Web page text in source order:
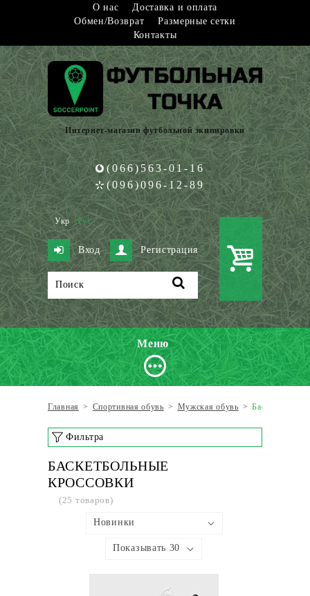
О нас
Доставка и оплата
Обмен/Возврат
Размерные сетки
Контакты
Интернет-магазин футбольной экипировки
(066)563-01-16
(096)096-12-89
Укр Рус
Вход Регистрация
Меню
Главная > Спортивная обувь > Мужская обувь >
Фильтра
БАСКЕТБОЛЬНЫЕ
КРОССОВКИ
(25 товаров)
Новинки
Показывать 30